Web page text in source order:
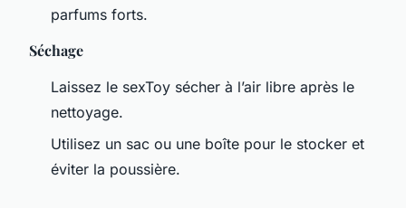
parfums forts.
Séchage
Laissez le sexToy sécher à l’air libre après le
nettoyage.
Utilisez un sac ou une boîte pour le stocker et
éviter la poussière.